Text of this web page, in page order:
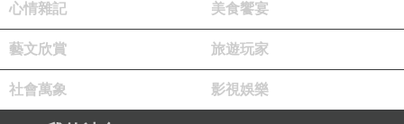
心情雜記 美食饗宴
藝文欣賞 旅遊玩家
社會萬象 影視娛樂